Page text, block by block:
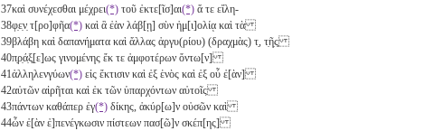
37καὶ συνέχεσθαι μέχρει(*) τοῦ ἐκτε[ῖσ]αι(*) ἅ τε εἴλη-
38φ̣ε̣ν̣ τ[ρο]φῆα(*) καὶ ἃ ἐὰν λάβ[ῃ] σὺν ἡμ[ι]ολίᾳ καὶ τὰ
39βλάβη καὶ δαπανήματα καὶ ἄλλας ἀργυ(ρίου) (δραχμὰς) τ̣ , τ̣ῆ̣ς̣
40π̣ρ̣ά̣ξ̣[ε]ως γινομένης ἔκ τε ἀμφοτέρων ὄντω[ν]
41ἀλληλενγύων(*) εἰς ἔκτισιν καὶ ἐξ ἑνὸς καὶ ἐξ οὗ ἐ[ὰν]
42αὐτῶν αἱρῆται καὶ ἐκ τῶν ὑπαρχόντων αὐτοῖς
43πάντων καθάπερ ἐγ(*) δίκης, ἀκύρ[ω]ν οὐσῶν καὶ
44ὧν ἐ[ὰν ἐ]πενέγκωσιν πίστεων πασ[ῶ]ν σκέπ[ης]